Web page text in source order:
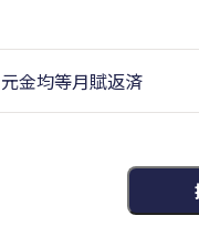
元金均等月賦返済